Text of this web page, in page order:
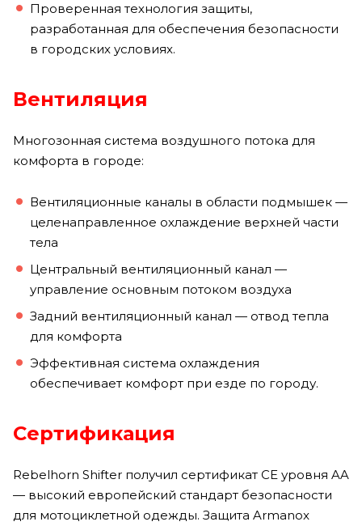
Проверенная технология защиты,
разработанная для обеспечения безопасности
в городских условиях.
Вентиляция
Многозонная система воздушного потока для
комфорта в городе:
Вентиляционные каналы в области подмышек —
целенаправленное охлаждение верхней части
тела
Центральный вентиляционный канал —
управление основным потоком воздуха
Задний вентиляционный канал — отвод тепла
для комфорта
Эффективная система охлаждения
обеспечивает комфорт при езде по городу.
Сертификация
Rebelhorn Shifter получил сертификат CE уровня AA
— высокий европейский стандарт безопасности
для мотоциклетной одежды. Защита Armanox